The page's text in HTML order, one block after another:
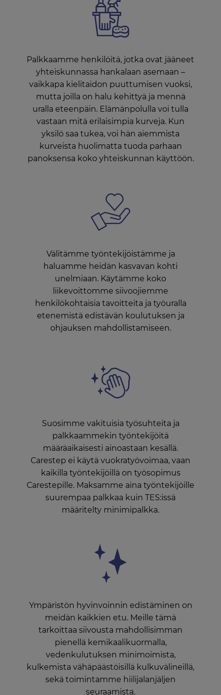
Palkkaamme henkilöitä, jotka ovat jääneet
yhteiskunnassa hankalaan asemaan –
vaikkapa kielitaidon puuttumisen vuoksi,
mutta joilla on halu kehittyä ja mennä
uralla eteenpäin. Elämänpolulla voi tulla
vastaan mitä erilaisimpia kurveja. Kun
yksilö saa tukea, voi hän aiemmista
kurveista huolimatta tuoda parhaan
panoksensa koko yhteiskunnan käyttöön.
Välitämme työntekijöistämme ja
haluamme heidän kasvavan kohti
unelmiaan. Käytämme koko
liikevoittomme siivoojiemme
henkilökohtaisia tavoitteita ja työuralla
etenemistä edistävän koulutuksen ja
ohjauksen mahdollistamiseen.
Suosimme vakituisia työsuhteita ja
palkkaammekin työntekijöitä
määräaikaisesti ainoastaan kesällä.
Carestep ei käytä vuokratyövoimaa, vaan
kaikilla työntekijöillä on työsopimus
Carestepille. Maksamme aina työntekijöille
suurempaa palkkaa kuin TES:issä
määritelty minimipalkka.
Ympäristön hyvinvoinnin edistäminen on
meidän kaikkien etu. Meille tämä
tarkoittaa siivousta mahdollisimman
pienellä kemikaalikuormalla,
vedenkulutuksen minimoimista,
kulkemista vähäpäästöisillä kulkuvälineillä,
sekä toimintamme hiilijalanjäljen
seuraamista.